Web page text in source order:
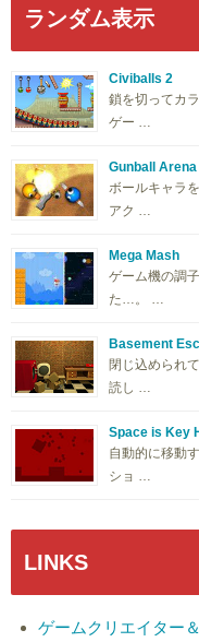
ランダム表示
Civiballs 2
鎖を切ってカ
ゲー …
Gunball Arena
ボールキャラ
アク …
Mega Mash
ゲーム機の調
た…。 …
Basement
閉じ込められ
読し …
Space is Key
自動的に移動
ショ …
LINKS
ゲームクリエイター